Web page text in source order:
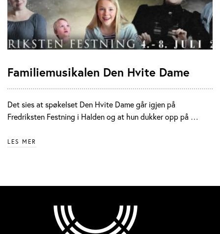
Familiemusikalen Den Hvite Dame
Det sies at spøkelset Den Hvite Dame går igjen på
Fredriksten Festning i Halden og at hun dukker opp på …
LES MER